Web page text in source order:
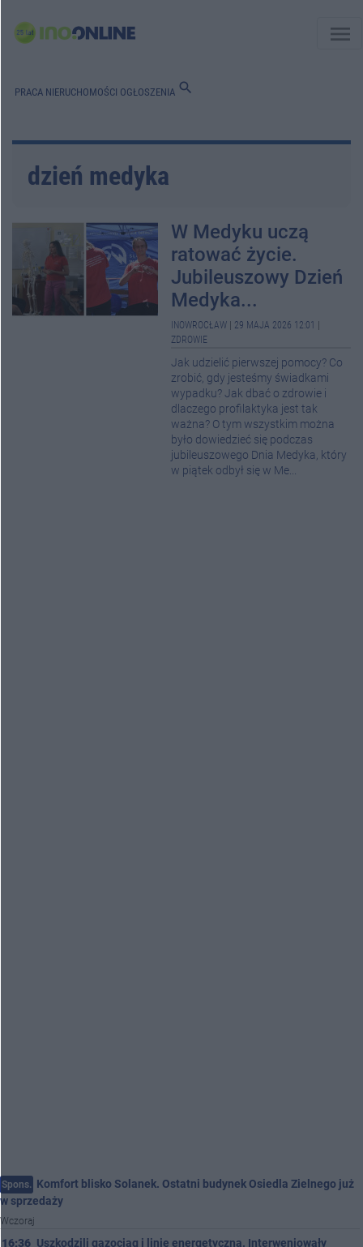
menu
PRACA NIERUCHOMOŚCI OGŁOSZENIA search
dzień medyka
W Medyku uczą
ratować życie.
Jubileuszowy Dzień
Medyka...
INOWROCŁAW 29 MAJA 2026 12:01
ZDROWIE
Jak udzielić pierwszej pomocy? Co
zrobić, gdy jesteśmy świadkami
wypadku? Jak dbać o zdrowie i
dlaczego profilaktyka jest tak
ważna? O tym wszystkim można
było dowiedzieć się podczas
jubileuszowego Dnia Medyka, który
w piątek odbył się w Me...
Spons. Komfort blisko Solanek. Ostatni budynek Osiedla Zielnego już
w sprzedaży
Wczoraj
16:36 Uszkodzili gazociąg i linię energetyczną. Interweniowały